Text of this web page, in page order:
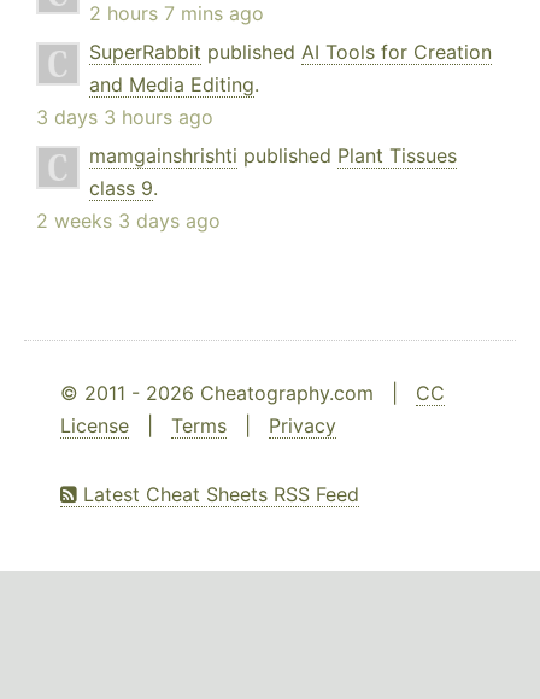
2 hours 7 mins ago
SuperRabbit published AI Tools for Creation
and Media Editing.
3 days 3 hours ago
mamgainshrishti published Plant Tissues
class 9.
2 weeks 3 days ago
© 2011 - 2026 Cheatography.com | CC
License
Terms Privacy
Latest Cheat Sheets RSS Feed